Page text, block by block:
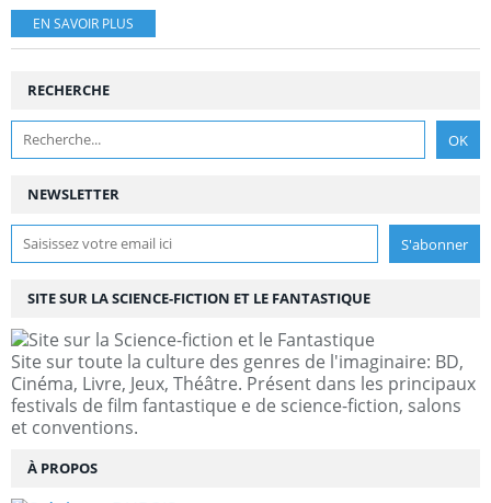
EN SAVOIR PLUS
NEWSLETTER
RECHERCHE
SITE SUR LA SCIENCE-FICTION ET LE FANTASTIQUE
Site sur toute la culture des genres de l'imaginaire: BD,
Cinéma, Livre, Jeux, Théâtre. Présent dans les principaux
festivals de film fantastique e de science-fiction, salons
et conventions.
À PROPOS